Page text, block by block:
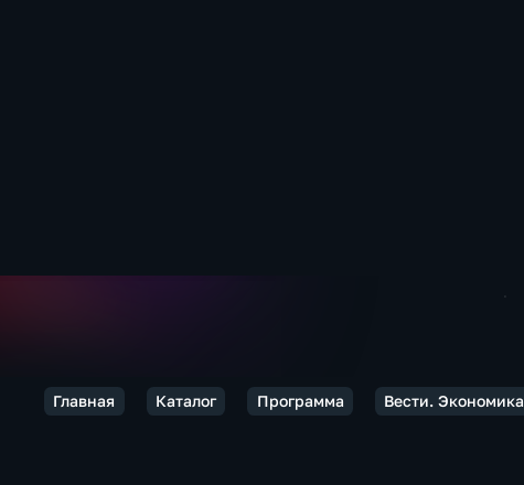
Главная Каталог Программа Вести. Экономика